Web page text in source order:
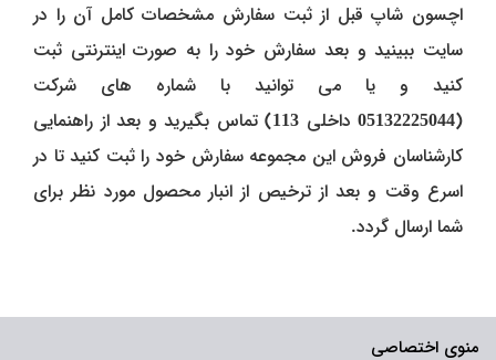
اچسون شاپ قبل از ثبت سفارش مشخصات کامل آن را در
سایت ببینید و بعد سفارش خود را به صورت اینترنتی ثبت
کنید و یا می توانید با شماره های شرکت
(
05132225044 داخلی 113) تماس بگیرید و بعد از راهنمایی
کارشناسان فروش این مجموعه سفارش خود را ثبت کنید تا در
اسرع وقت و بعد از ترخیص از انبار محصول مورد نظر برای
شما ارسال گردد.
منوی اختصاصی